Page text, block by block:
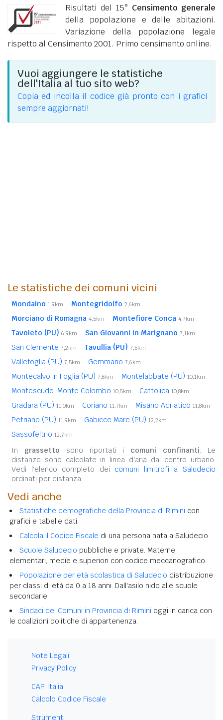
Risultati del 15° Censimento generale
della popolazione e delle abitazioni.
Variazione della popolazione legale
rispetto al Censimento 2001. Primo censimento online.
Vuoi aggiungere le statistiche
dell'Italia al tuo sito web?
Copia ed incolla il codice già pronto con i grafici
sempre aggiornati!
Le statistiche dei comuni vicini
Mondaino 1,9km Montegridolfo 2,6km
Morciano di Romagna 4,5km Montefiore Conca 4,7km
Tavoleto (PU) 6,9km San Giovanni in Marignano 7,1km
San Clemente 7,2km Tavullia (PU) 7,5km
Vallefoglia (PU) 7,5km Gemmano 7,6km
Montecalvo in Foglia (PU) 7,6km Montelabbate (PU) 10,1km
Montescudo-Monte Colombo 10,5km Cattolica 10,8km
Gradara (PU) 11,0km Coriano 11,7km Misano Adriatico 11,8km
Petriano (PU) 11,9km Gabicce Mare (PU) 12,2km
Sassofeltrio 12,7km
In grassetto sono riportati i comuni confinanti. Le
distanze sono calcolate in linea d'aria dal centro urbano.
Vedi l'elenco completo dei comuni limitrofi a Saludecio
ordinati per distanza.
Vedi anche
Statistiche demografiche della Provincia di Rimini con
grafici e tabelle dati.
Calcola il Codice Fiscale di una persona nata a Saludecio.
Scuole Saludecio pubbliche e private. Materne,
elementari, medie e superiori con codice meccanografico.
Popolazione per età scolastica di Saludecio distribuzione
per classi di età da 0 a 18 anni. Dall'asilo nido alle scuole
secondarie.
Sindaci dei Comuni in Provincia di Rimini oggi in carica con
le coalizioni politiche di appartenenza.
Note Legali
Privacy Policy
CAP Italia
Calcolo Codice Fiscale
Strumenti